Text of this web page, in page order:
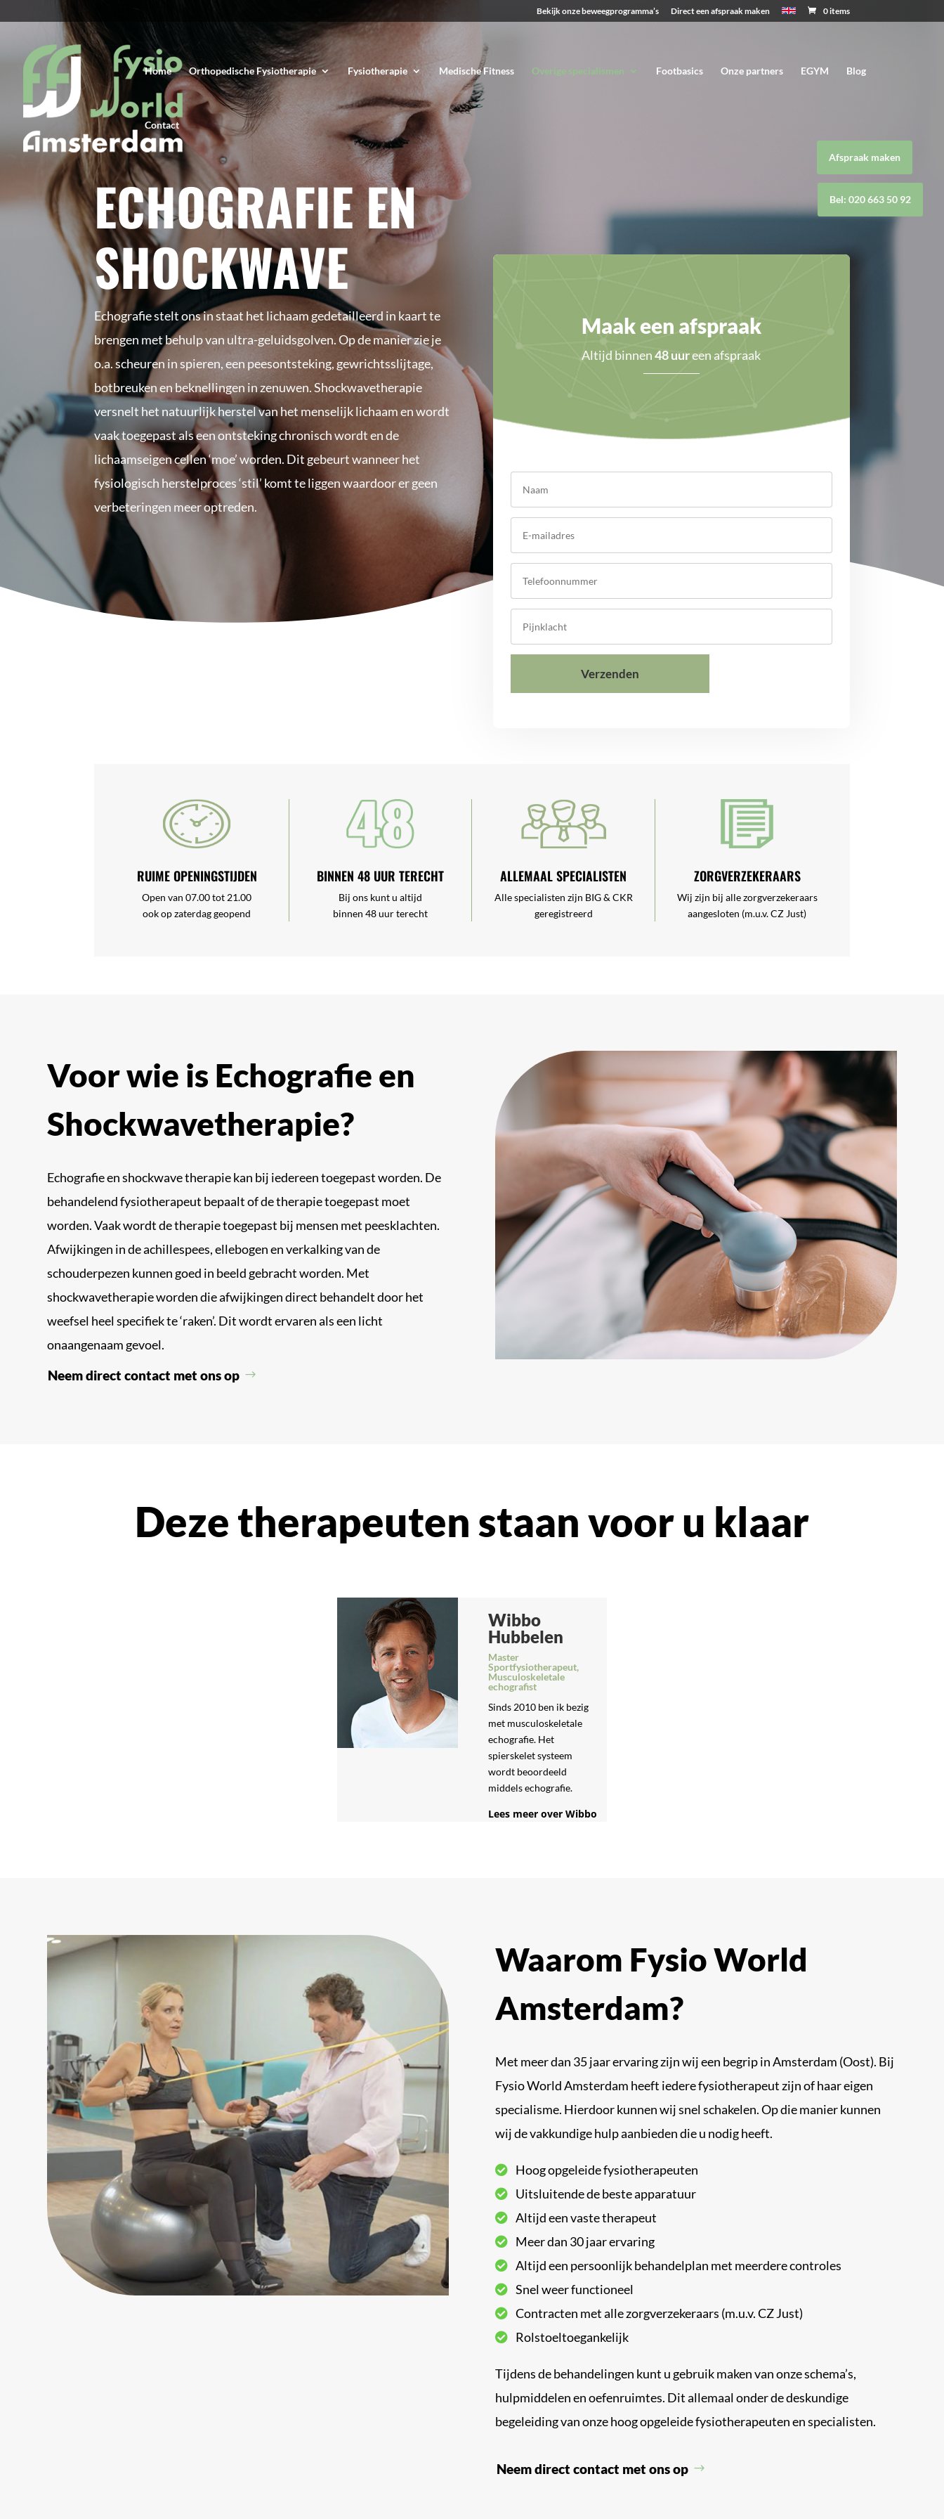
Bekijk onze beweegprogramma’s Direct een afspraak maken 0 items
Home Orthopedische Fysiotherapie Fysiotherapie Medische Fitness Overige specialismen Footbasics Onze partners EGYM Blog
Contact
Afspraak maken
Bel: 020 663 50 92
ECHOGRAFIE EN
SHOCKWAVE
Echografie stelt ons in staat het lichaam gedetailleerd in kaart te
brengen met behulp van ultra-geluidsgolven. Op de manier zie je
o.a. scheuren in spieren, een peesontsteking, gewrichtsslijtage,
botbreuken en beknellingen in zenuwen. Shockwavetherapie
versnelt het natuurlijk herstel van het menselijk lichaam en wordt
vaak toegepast als een ontsteking chronisch wordt en de
lichaamseigen cellen ‘moe’ worden. Dit gebeurt wanneer het
fysiologisch herstelproces ‘stil’ komt te liggen waardoor er geen
verbeteringen meer optreden.
Maak een afspraak
Altijd binnen48 uureen afspraak
RUIME OPENINGSTIJDEN
Open van 07.00 tot 21.00
ook op zaterdag geopend
BINNEN 48 UUR TERECHT
Bij ons kunt u altijd
binnen 48 uur terecht
ALLEMAAL SPECIALISTEN
Alle specialisten zijn BIG & CKR
geregistreerd
ZORGVERZEKERAARS
Wij zijn bij alle zorgverzekeraars
aangesloten (m.u.v. CZ Just)
Voor wie is Echografie en
Shockwavetherapie?
Echografie en shockwave therapie kan bij iedereen toegepast worden. De
behandelend fysiotherapeut bepaalt of de therapie toegepast moet
worden. Vaak wordt de therapie toegepast bij mensen met peesklachten.
Afwijkingen in de achillespees, ellebogen en verkalking van de
schouderpezen kunnen goed in beeld gebracht worden. Met
shockwavetherapie worden die afwijkingen direct behandelt door het
weefsel heel specifiek te ‘raken’. Dit wordt ervaren als een licht
onaangenaam gevoel.
Neem direct contact met ons op
Deze therapeuten staan voor u klaar
Wibbo
Hubbelen
Master
Sportfysiotherapeut,
Musculoskeletale
echografist
Sinds 2010 ben ik bezig
met musculoskeletale
echografie. Het
spierskelet systeem
wordt beoordeeld
middels echografie.
Lees meer over Wibbo
Waarom Fysio World
Amsterdam?
Met meer dan 35 jaar ervaring zijn wij een begrip in Amsterdam (Oost). Bij
Fysio World Amsterdam heeft iedere fysiotherapeut zijn of haar eigen
specialisme. Hierdoor kunnen wij snel schakelen. Op die manier kunnen
wij de vakkundige hulp aanbieden die u nodig heeft.
Hoog opgeleide fysiotherapeuten
Uitsluitende de beste apparatuur
Altijd een vaste therapeut
Meer dan 30 jaar ervaring
Altijd een persoonlijk behandelplan met meerdere controles
Snel weer functioneel
Contracten met alle zorgverzekeraars (m.u.v. CZ Just)
Rolstoeltoegankelijk
Tijdens de behandelingen kunt u gebruik maken van onze schema’s,
hulpmiddelen en oefenruimtes. Dit allemaal onder de deskundige
begeleiding van onze hoog opgeleide fysiotherapeuten en specialisten.
Neem direct contact met ons op